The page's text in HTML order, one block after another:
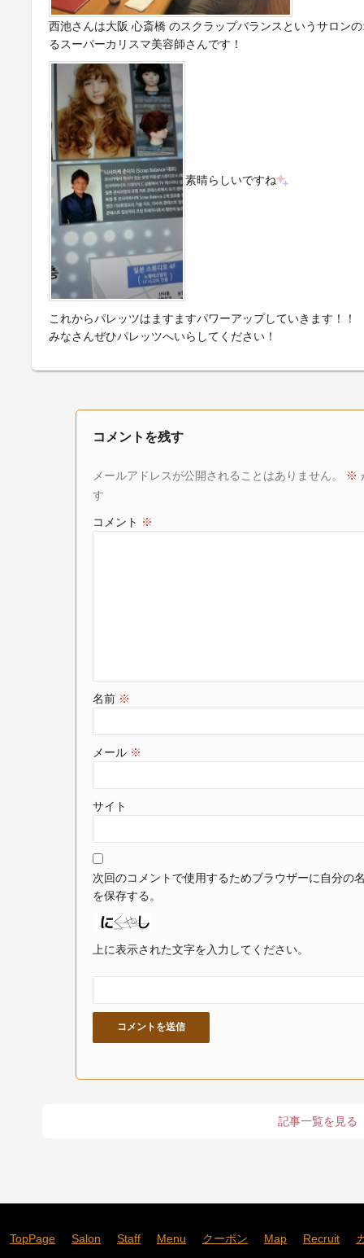
西池さんは大阪 心斎橋 のスクラップバランスというサロン
るスーパーカリスマ美容師さんです！
素晴らしいですね
これからパレッツはますますパワーアップしていきます！！
みなさんぜひパレッツへいらしてください！
コメントを残す
メールアドレスが公開されることはありません。 ※
す
コメント ※
名前 ※
メール ※
サイト
次回のコメントで使用するためブラウザーに自分の
を保存する。
上に表示された文字を入力してください。
記事一覧を見る
TopPage Salon Staff Menu クーポン Map Recruit